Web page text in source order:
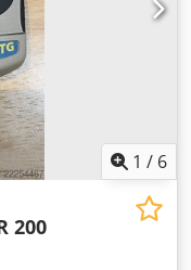
1 / 6
200